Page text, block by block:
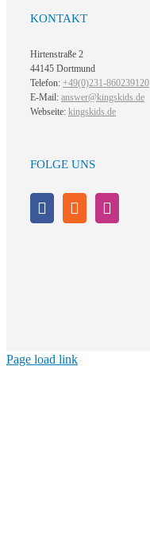
KONTAKT
Hirtenstraße 2
44145 Dortmund
Telefon: +49(0)231-860239120
E-Mail: answer@kingskids.de
Webseite: kingskids.de
FOLGE UNS
Page load link